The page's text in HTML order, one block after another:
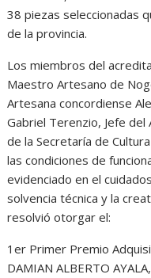
38 piezas seleccionadas
de la provincia.
Los miembros del
Maestro Artesano de
Artesana concordiense
Gabriel Terenzio, Jefe del
de la Secretaría de
las condiciones de
evidenciado en el
solvencia técnica y la
resolvió otorgar el:
1er Primer Premio
DAMIAN ALBERTO